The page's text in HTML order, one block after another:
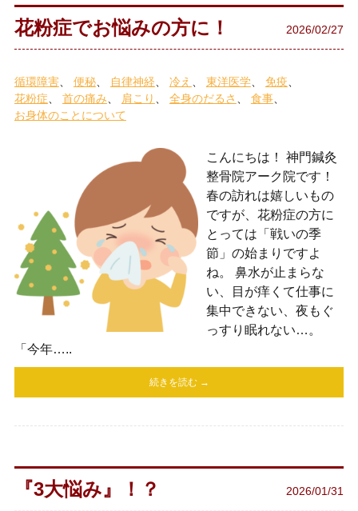
花粉症でお悩みの方に！ 2026/02/27
循環障害 便秘 自律神経 冷え 東洋医学
免疫
花粉症
首の痛み 肩こり 全身のだるさ
食事
お身体のことについて
こんにちは！ 神門鍼灸
整骨院アーク院です！
春の訪れは嬉しいもの
ですが、花粉症の方に
とっては「戦いの季
節」の始まりですよ
ね。 鼻水が止まらな
い、目が痒くて仕事に
集中できない、夜もぐ
っすり眠れない…。
「今年…..
続きを読む →
『3大悩み』！？ 2026/01/31